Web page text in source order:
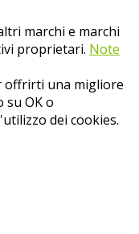
marchi e marchi
proprietari. Note
offrirti una migliore
su OK o
dei cookies.